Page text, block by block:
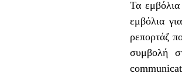
Τα εμβόλια
εμβόλια
ρεπορτάζ
συμβολή